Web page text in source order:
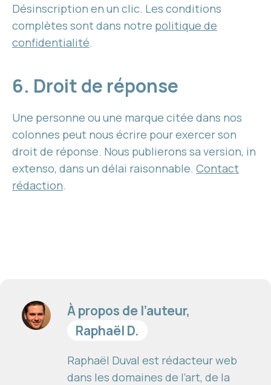
Désinscription en un clic. Les conditions
complètes sont dans notre politique de
confidentialité.
6. Droit de réponse
Une personne ou une marque citée dans nos
colonnes peut nous écrire pour exercer son
droit de réponse. Nous publierons sa version, in
extenso, dans un délai raisonnable. Contact
rédaction.
À propos de l’auteur,
Raphaël D.
Raphaël Duval est rédacteur web
dans les domaines de l’art, de la